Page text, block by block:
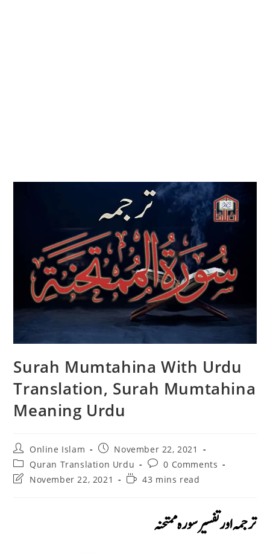
Surah Mumtahina With Urdu
Translation, Surah Mumtahina
Meaning Urdu
Post
author:
Online Islam
Post
published:
November 22, 2021
Post
category:
Quran Translation Urdu
Post
comments:
0 Comments
PostNovember 22, 2021
Reading
43 mins read
ترجمہ اور تفسير سورہ ممتحنہ